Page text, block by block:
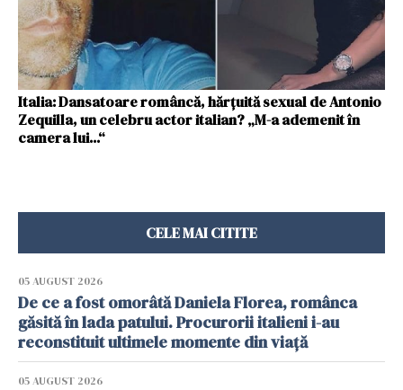
Italia: Dansatoare româncă, hărțuită sexual de Antonio
Zequilla, un celebru actor italian? „M-a ademenit în
camera lui...“
CELE MAI CITITE
05 AUGUST 2026
De ce a fost omorâtă Daniela Florea, românca
găsită în lada patului. Procurorii italieni i-au
reconstituit ultimele momente din viață
05 AUGUST 2026